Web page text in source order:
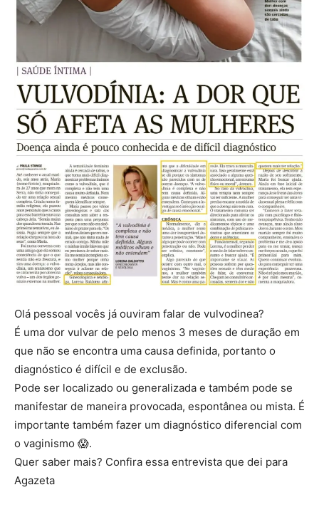
Olá pessoal vocês já ouviram falar de vulvodinea?
É uma dor vulvar de pelo menos 3 meses de duração em
que não se encontra uma causa definida, portanto o
diagnóstico é difícil e de exclusão.
Pode ser localizado ou generalizada e também pode se
manifestar de maneira provocada, espontânea ou mista. É
importante também fazer um diagnóstico diferencial com
o vaginismo 😱.
Quer saber mais? Confira essa entrevista que dei para
Agazeta